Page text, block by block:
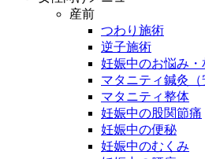
産前
つわり施術
逆子施術
妊娠中のお悩み・
マタニティ鍼灸（
マタニティ整体
妊娠中の股関節痛
妊娠中の便秘
妊娠中のむくみ